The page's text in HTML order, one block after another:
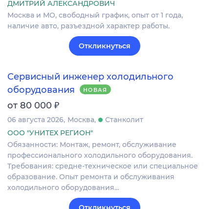
ДМИТРИЙ АЛЕКСАНДРОВИЧ
Москва и МО, свободный график, опыт от 1 года,
наличие авто, разъездной характер работы.
Откликнуться
Сервисный инженер холодильного
оборудования
НОВАЯ
от 80 000 ₽
06 августа 2026 Москва
Станколит
ООО "УНИТЕХ РЕГИОН"
Обязанности: Монтаж, ремонт, обслуживание
профессионального холодильного оборудования.
Требования: средне-техническое или специальное
образование. Опыт ремонта и обслуживания
холодильного оборудования…